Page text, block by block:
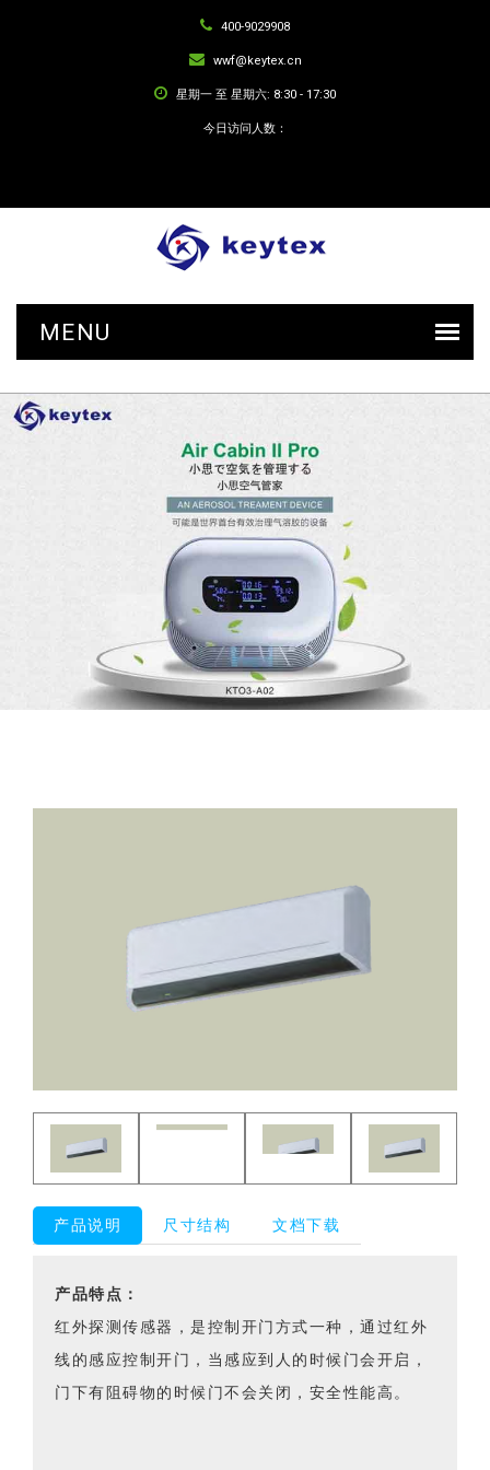
400-9029908
wwf@keytex.cn
星期一 至 星期六: 8:30 - 17:30
今日访问人数：
产品说明 尺寸结构 文档下载
产品特点：
红外探测传感器，是控制开门方式一种，通过红外
线的感应控制开门，当感应到人的时候门会开启，
门下有阻碍物的时候门不会关闭，安全性能高。